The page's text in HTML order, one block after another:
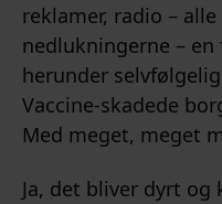
reklamer, radio –
nedlukningerne – en
herunder
Vaccine-skadede
Med meget, meget
Ja, det bliver dyrt